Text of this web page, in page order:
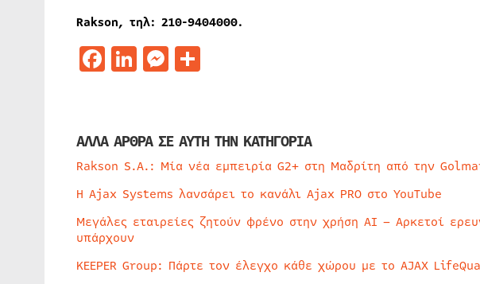
Rakson, τηλ: 210-9404000.
Facebook
LinkedIn
Messenger
Μοιραστείτε
ΑΛΛΑ ΑΡΘΡΑ ΣΕ ΑΥΤΗ ΤΗΝ ΚΑΤΗΓΟΡΙΑ
Rakson S.A.: Μία νέα εμπειρία G2+ στη Μαδρίτη από την
Η Ajax Systems λανσάρει το κανάλι Ajax PRO στο YouTube
Μεγάλες εταιρείες ζητούν φρένο στην χρήση AI – Αρκετοί
υπάρχουν
KEEPER Group: Πάρτε τον έλεγχο κάθε χώρου με το AJAX